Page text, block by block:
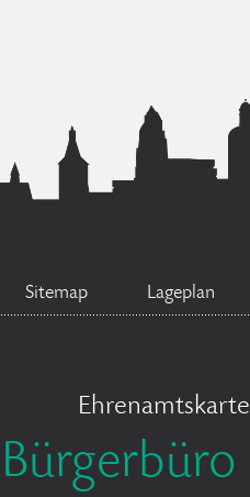
Sitemap Lageplan
Ehrenamtskarte
Bürgerbüro